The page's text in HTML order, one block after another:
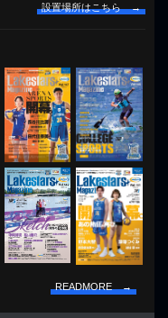
設置場所はこちら →
READMORE →